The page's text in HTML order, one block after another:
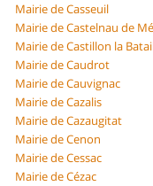
Mairie de Casseuil
Mairie de Castelnau de
Mairie de Castillon la
Mairie de Caudrot
Mairie de Cauvignac
Mairie de Cazalis
Mairie de Cazaugitat
Mairie de Cenon
Mairie de Cessac
Mairie de Cézac